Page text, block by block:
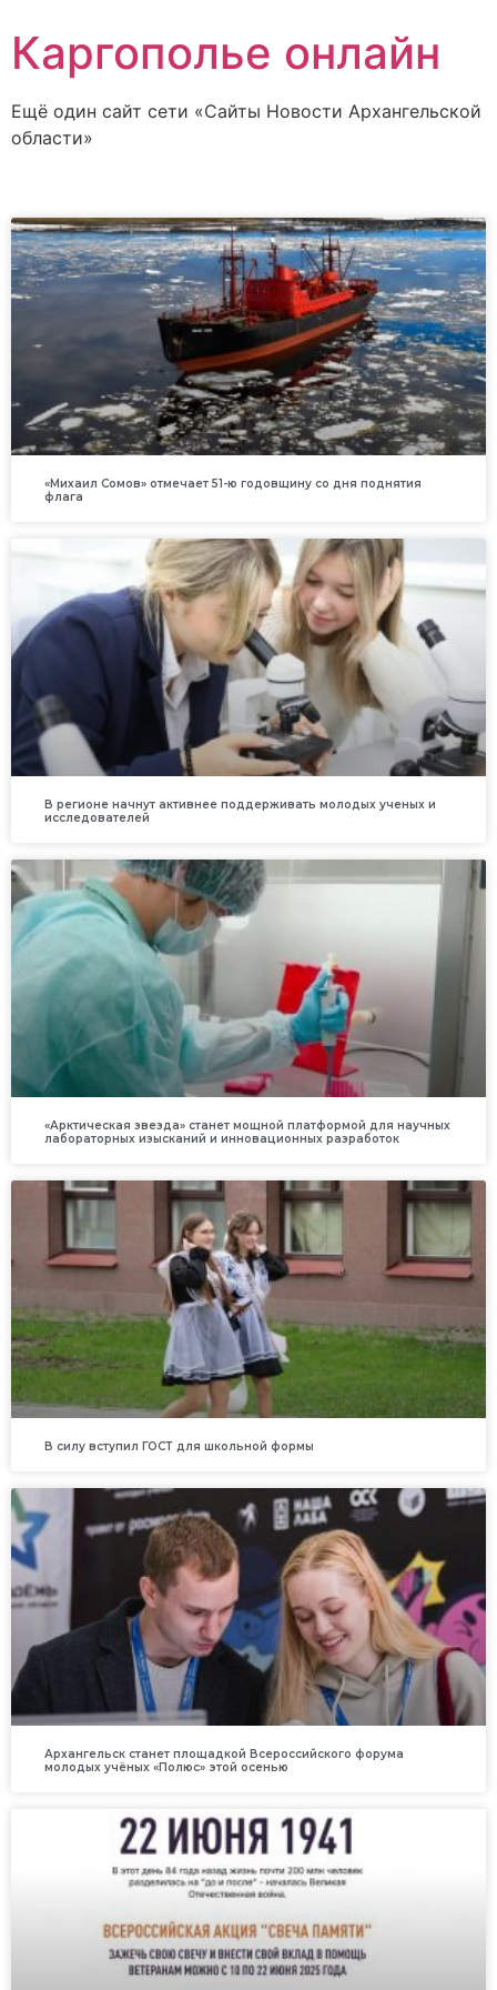
Каргополье онлайн
Ещё один сайт сети «Сайты Новости Архангельской
области»
«Михаил Сомов» отмечает 51-ю годовщину со дня поднятия
флага
В регионе начнут активнее поддерживать молодых ученых и
исследователей
«Арктическая звезда» станет мощной платформой для научных
лабораторных изысканий и инновационных разработок
В силу вступил ГОСТ для школьной формы
Архангельск станет площадкой Всероссийского форума
молодых учёных «Полюс» этой осенью